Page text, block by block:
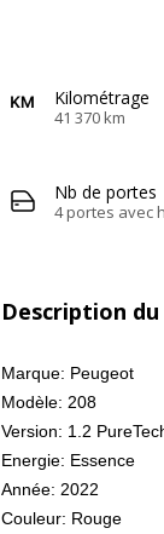
Kilométrage
41 370 km
Nb de portes
4 portes avec
Description
Marque: Peugeot
Modèle: 208
Version: 1.2
Energie: Essence
Année: 2022
Couleur: Rouge